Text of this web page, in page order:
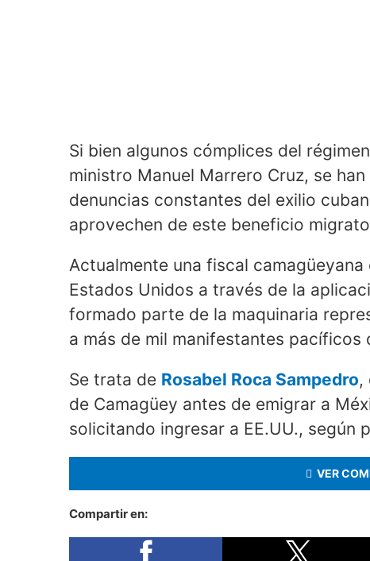
Si bien algunos cómplices del
ministro Manuel Marrero Cruz, se
denuncias constantes del exilio
aprovechen de este beneficio
Actualmente una fiscal
Estados Unidos a través de la
formado parte de la maquinaria
a más de mil manifestantes pacíficos
Se trata de Rosabel Roca Sampedro,
de Camagüey antes de emigrar a
solicitando ingresar a EE.UU., según
VER
Compartir en: